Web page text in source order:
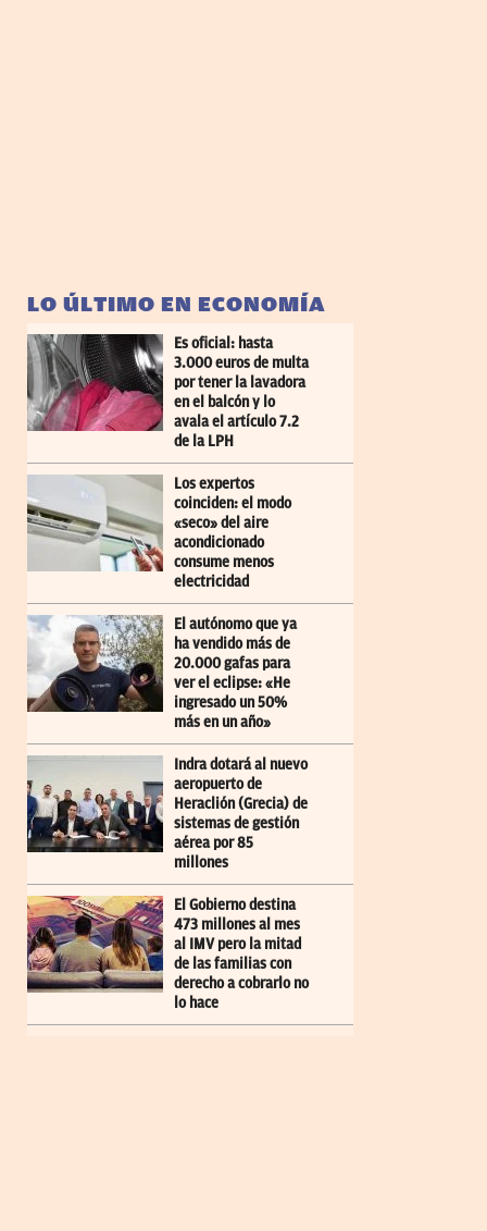
LO ÚLTIMO EN ECONOMÍA
Es oficial: hasta
3.000 euros de multa
por tener la lavadora
en el balcón y lo
avala el artículo 7.2
de la LPH
Los expertos
coinciden: el modo
«seco» del aire
acondicionado
consume menos
electricidad
El autónomo que ya
ha vendido más de
20.000 gafas para
ver el eclipse: «He
ingresado un 50%
más en un año»
Indra dotará al nuevo
aeropuerto de
Heraclión (Grecia) de
sistemas de gestión
aérea por 85
millones
El Gobierno destina
473 millones al mes
al IMV pero la mitad
de las familias con
derecho a cobrarlo no
lo hace